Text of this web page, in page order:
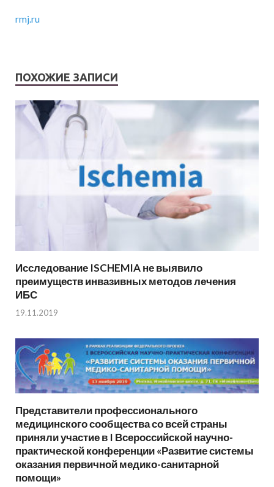
rmj.ru
ПОХОЖИЕ ЗАПИСИ
Исследование ISCHEMIA не выявило
преимуществ инвазивных методов лечения
ИБС
19.11.2019
Представители профессионального
медицинского сообщества со всей страны
приняли участие в I Всероссийской научно-
практической конференции «Развитие системы
оказания первичной медико-санитарной
помощи»